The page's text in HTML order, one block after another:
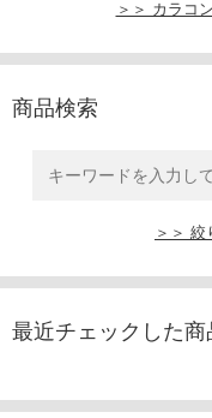
＞＞ カラコ
商品検索
＞＞ 絞
最近チェックした商